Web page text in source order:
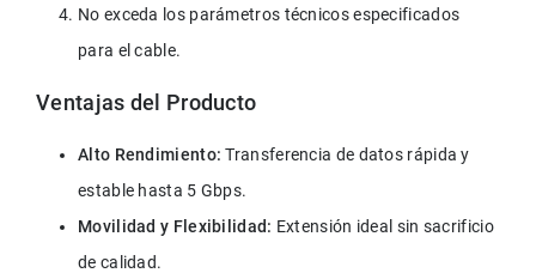
No exceda los parámetros técnicos especificados
para el cable.
Ventajas del Producto
Alto Rendimiento: Transferencia de datos rápida y
estable hasta 5 Gbps.
Movilidad y Flexibilidad: Extensión ideal sin sacrificio
de calidad.